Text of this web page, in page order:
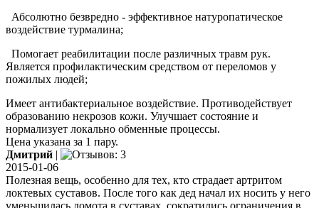
Абсолютно безвредно - эффективное натуропатическое
воздействие турмалина;
Помогает реабилитации после различных травм рук.
Является профилактическим средством от переломов у
пожилых людей;
Имеет антибактериальное воздействие. Противодействует
образованию некрозов кожи. Улучшает состояние и
нормализует локально обменные процессы.
Цена указана за 1 пару.
Дмитрий |
2015-01-06
Полезная вещь, особенно для тех, кто страдает артритом
локтевых суставов. После того как дед начал их носить у него